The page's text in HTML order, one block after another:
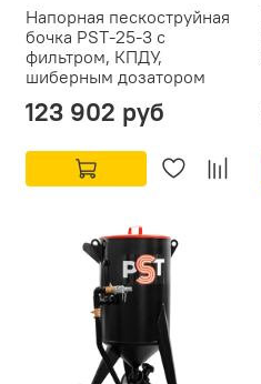
Напорная пескоструйная
бочка PST-25-3 с
фильтром, КПДУ,
шиберным дозатором
123 902 руб